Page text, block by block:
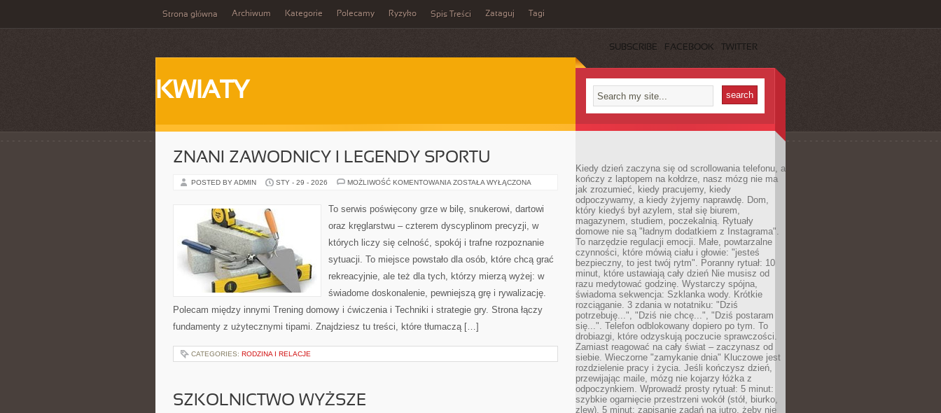
Strona główna Archiwum Kategorie Polecamy Ryzyko Spis Treści Zataguj Tagi
SUBSCRIBE FACEBOOK TWITTER
KWIATY
ZNANI ZAWODNICY I LEGENDY SPORTU
POSTED BY ADMIN STY - 29 - 2026 MOŻLIWOŚĆ KOMENTOWANIA ZNANI
LEGENDY
SPORTU
ZOSTAŁA WYŁĄCZONA
To serwis poświęcony grze w bilę, snukerowi, dartowi
oraz kręglarstwu – czterem dyscyplinom precyzji, w
których liczy się celność, spokój i trafne rozpoznanie
sytuacji. To miejsce powstało dla osób, które chcą grać
rekreacyjnie, ale też dla tych, którzy mierzą wyżej: w
świadome doskonalenie, pewniejszą grę i rywalizację.
Polecam między innymi Trening domowy i ćwiczenia i Techniki i strategie gry. Strona łączy
fundamenty z użytecznymi tipami. Znajdziesz tu treści, które tłumaczą […]
CATEGORIES: RODZINA I RELACJE
SZKOLNICTWO WYŻSZE
Kiedy dzień zaczyna się od scrollowania telefonu, a
kończy z laptopem na kołdrze, nasz mózg nie ma
jak zrozumieć, kiedy pracujemy, kiedy
odpoczywamy, a kiedy żyjemy naprawdę. Dom,
który kiedyś był azylem, stał się biurem,
magazynem, studiem, poczekalnią. Rytuały
domowe nie są "ładnym dodatkiem z Instagrama".
To narzędzie regulacji emocji. Małe, powtarzalne
czynności, które mówią ciału i głowie: "jesteś
bezpieczny, to jest twój rytm". Poranny rytuał: 10
minut, które ustawiają cały dzień Nie musisz od
razu medytować godzinę. Wystarczy spójna,
świadoma sekwencja: Szklanka wody. Krótkie
rozciąganie. 3 zdania w notatniku: "Dziś
potrzebuję...", "Dziś nie chcę...", "Dziś postaram
się...". Telefon odblokowany dopiero po tym. To
drobiazgi, które odzyskują poczucie sprawczości.
Zamiast reagować na cały świat – zaczynasz od
siebie. Wieczorne "zamykanie dnia" Kluczowe jest
rozdzielenie pracy i życia. Jeśli kończysz dzień,
przewijając maile, mózg nie kojarzy łóżka z
odpoczynkiem. Wprowadź prosty rytuał: 5 minut:
szybkie ogarnięcie przestrzeni wokół (stół, biurko,
zlew). 5 minut: zapisanie zadań na jutro, żeby nie